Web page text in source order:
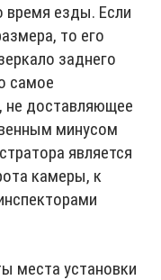
время езды. Если
то его
заднего
самое
не доставляющее
минусом
является
камеры, к
места установки